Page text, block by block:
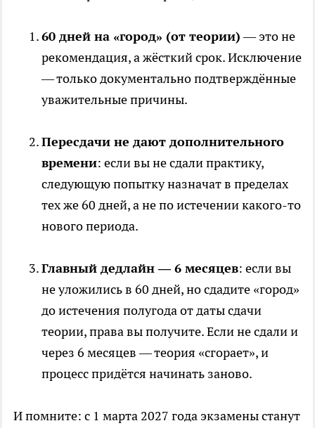
60 дней на «город» (от теории)— это не
рекомендация, а жёсткий срок. Исключение
— только документально подтверждённые
уважительные причины.
Пересдачи не дают дополнительного
времени: если вы не сдали практику,
следующую попытку назначат в пределах
тех же 60 дней, а не по истечении какого-то
нового периода.
Главный дедлайн — 6 месяцев: если вы
не уложились в 60 дней, но сдадите «город»
до истечения полугода от даты сдачи
теории, права вы получите. Если не сдали и
через 6 месяцев — теория «сгорает», и
процесс придётся начинать заново.
И помните: с 1 марта 2027 года экзамены станут